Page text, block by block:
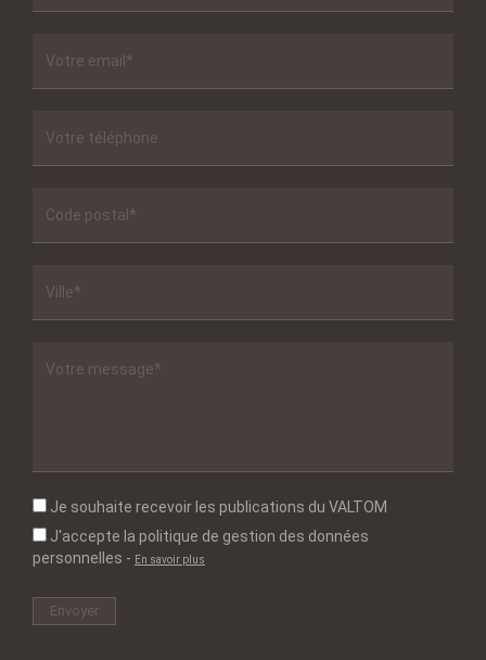
Je souhaite recevoir les publications du VALTOM
J'accepte la politique de gestion des données
personnelles - En savoir plus